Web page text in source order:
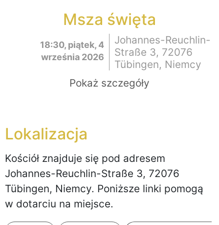
Msza święta
18:30, piątek, 4
września 2026
Johannes-Reuchlin-
Straße 3, 72076
Tübingen, Niemcy
Pokaż szczegóły
Lokalizacja
Kościół znajduje się pod adresem
Johannes-Reuchlin-Straße 3, 72076
Tübingen, Niemcy. Poniższe linki pomogą
w dotarciu na miejsce.